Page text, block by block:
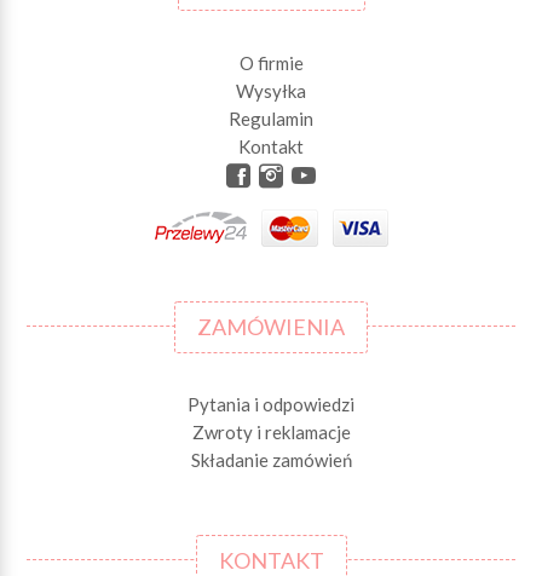
O firmie
Wysyłka
Regulamin
Kontakt
ZAMÓWIENIA
Pytania i odpowiedzi
Zwroty i reklamacje
Składanie zamówień
KONTAKT